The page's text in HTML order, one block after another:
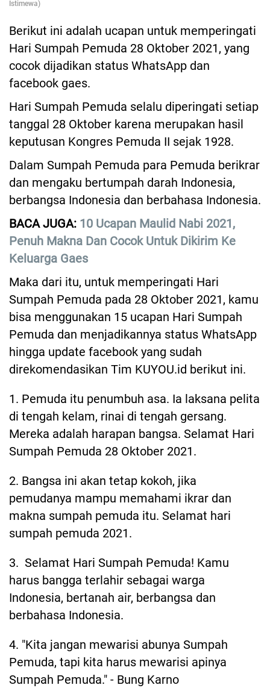
Istimewa)
Berikut ini adalah ucapan untuk memperingati
Hari Sumpah Pemuda 28 Oktober 2021, yang
cocok dijadikan status WhatsApp dan
facebook gaes.
Hari Sumpah Pemuda selalu diperingati setiap
tanggal 28 Oktober karena merupakan hasil
keputusan Kongres Pemuda II sejak 1928.
Dalam Sumpah Pemuda para Pemuda berikrar
dan mengaku bertumpah darah Indonesia,
berbangsa Indonesia dan berbahasa Indonesia.
BACA JUGA: 10 Ucapan Maulid Nabi 2021,
Penuh Makna Dan Cocok Untuk Dikirim Ke
Keluarga Gaes
Maka dari itu, untuk memperingati Hari
Sumpah Pemuda pada 28 Oktober 2021, kamu
bisa menggunakan 15 ucapan Hari Sumpah
Pemuda dan menjadikannya status WhatsApp
hingga update facebook yang sudah
direkomendasikan Tim KUYOU.id berikut ini.
1. Pemuda itu penumbuh asa. Ia laksana pelita
di tengah kelam, rinai di tengah gersang.
Mereka adalah harapan bangsa. Selamat Hari
Sumpah Pemuda 28 Oktober 2021.
2. Bangsa ini akan tetap kokoh, jika
pemudanya mampu memahami ikrar dan
makna sumpah pemuda itu. Selamat hari
sumpah pemuda 2021.
3. Selamat Hari Sumpah Pemuda! Kamu
harus bangga terlahir sebagai warga
Indonesia, bertanah air, berbangsa dan
berbahasa Indonesia.
4. "Kita jangan mewarisi abunya Sumpah
Pemuda, tapi kita harus mewarisi apinya
Sumpah Pemuda." - Bung Karno